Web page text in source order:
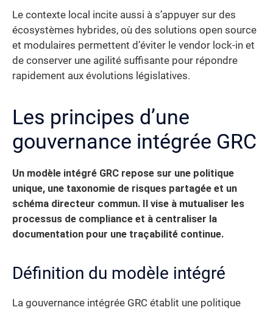
Le contexte local incite aussi à s’appuyer sur des
écosystèmes hybrides, où des solutions open source
et modulaires permettent d’éviter le vendor lock-in et
de conserver une agilité suffisante pour répondre
rapidement aux évolutions législatives.
Les principes d’une
gouvernance intégrée GRC
Un modèle intégré GRC repose sur une politique
unique, une taxonomie de risques partagée et un
schéma directeur commun. Il vise à mutualiser les
processus de compliance et à centraliser la
documentation pour une traçabilité continue.
Définition du modèle intégré
La gouvernance intégrée GRC établit une politique